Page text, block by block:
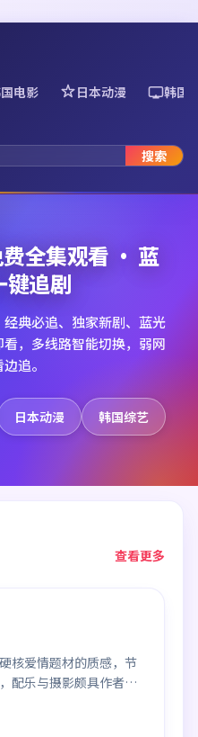
电影 日本动漫 韩国
搜索
全集观看 · 蓝
键追剧
典必追、独家新剧、蓝光
，多线路智能切换，弱网
追。
日本动漫 韩国综艺
查看更多
99:59
核爱情题材的质感，节
配乐与摄影颇具作者风
意之作。